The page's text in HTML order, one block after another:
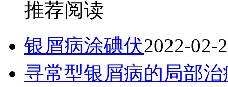
推荐阅读
银屑病涂碘伏2022-02-
寻常型银屑病的局部治